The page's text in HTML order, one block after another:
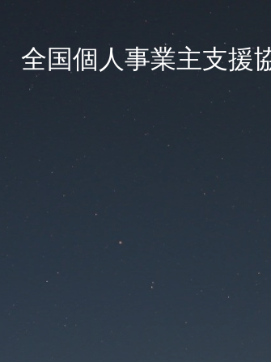
全国個人事業主支援